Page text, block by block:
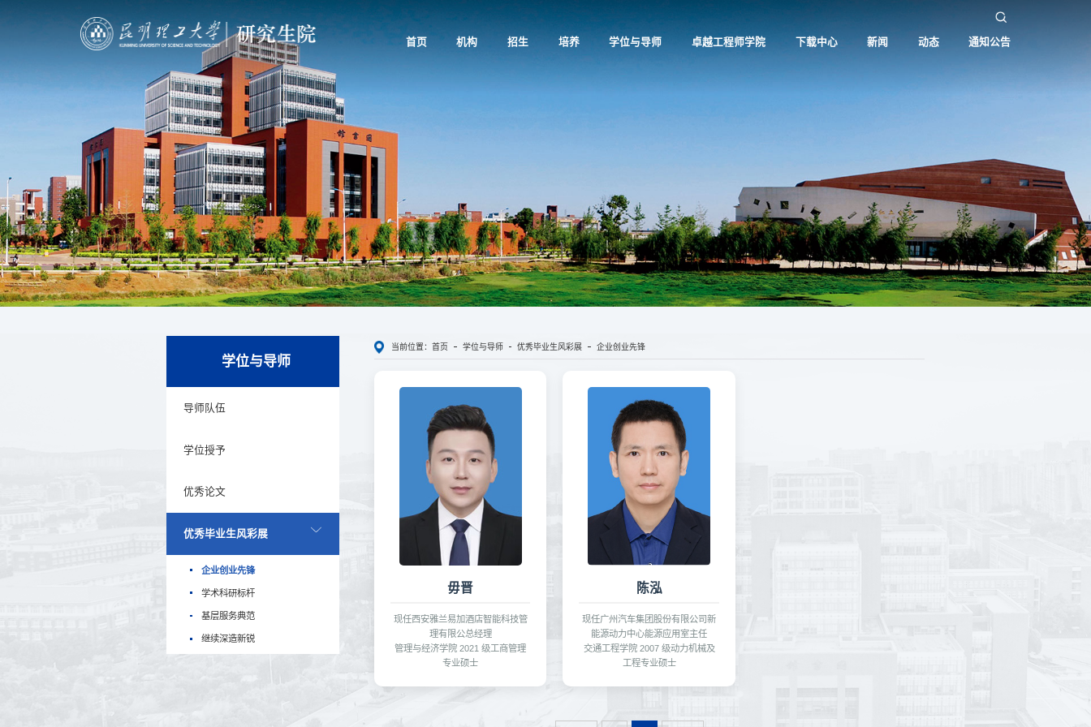
首页 机构 招生 培养 学位与导师 卓越工程师学院 下载中心 新闻 动态 通知公告
学位与导师
导师队伍
学位授予
优秀论文
优秀毕业生风彩展
企业创业先锋
学术科研标杆
基层服务典范
继续深造新锐
当前位置： 首页 学位与导师 优秀毕业生风彩展 企业创业先锋
毋晋
现任西安雅兰易加酒店智能科技管
理有限公总经理
管理与经济学院 2021 级工商管理
专业硕士
陈泓
现任广州汽车集团股份有限公司新
能源动力中心能源应用室主任
交通工程学院 2007 级动力机械及
工程专业硕士